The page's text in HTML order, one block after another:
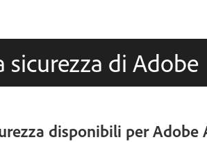
di Adobe
disponibili per Adobe